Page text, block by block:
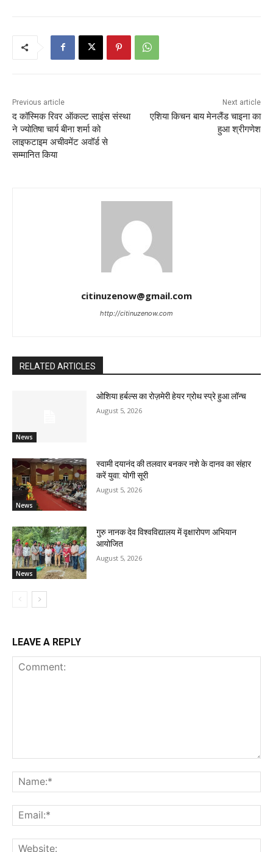
Previous article
द कॉस्मिक रिवर ऑकल्ट साइंस संस्था
ने ज्योतिषा चार्य बीना शर्मा को
लाइफटाइम अचीवमेंट अवॉर्ड से
सम्मानित किया
Next article
एशिया किचन बाय मेनलैंड चाइना का
हुआ श्रीगणेश
citinuzenow@gmail.com
http://citinuzenow.com
RELATED ARTICLES
News
ओशिया हर्बल्स का रोज़मेरी हेयर ग्रोथ स्प्रे हुआ लॉन्च
August 5, 2026
News
स्वामी दयानंद की तलवार बनकर नशे के दानव का संहार
करें युवा: योगी सूरी
August 5, 2026
News
गुरु नानक देव विश्वविद्यालय में वृक्षारोपण अभियान
आयोजित
August 5, 2026
LEAVE A REPLY